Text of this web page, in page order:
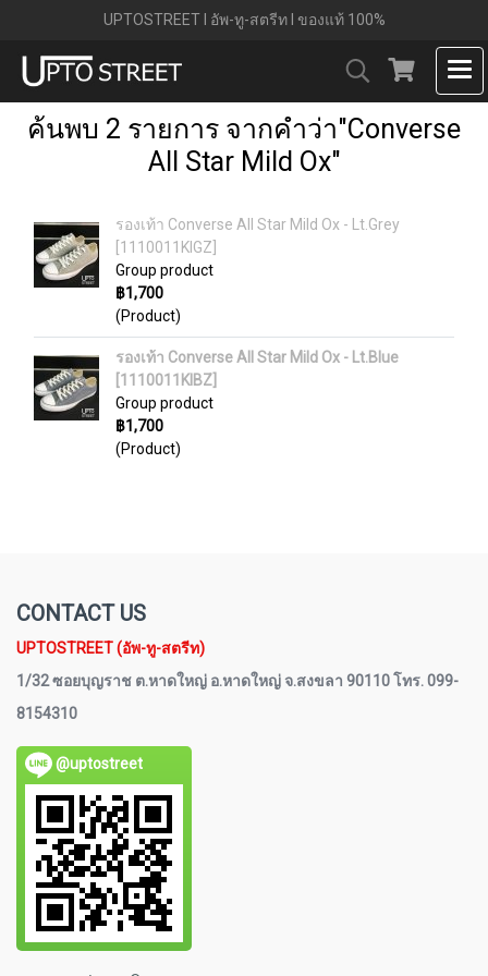
UPTOSTREET l อัพ-ทู-สตรีท l ของแท้ 100%
ค้นพบ 2 รายการ จากคำว่า"Converse
All Star Mild Ox"
รองเท้า Converse All Star Mild Ox - Lt.Grey
[1110011KIGZ]
Group product
฿1,700
(Product)
รองเท้า Converse All Star Mild Ox - Lt.Blue
[1110011KIBZ]
Group product
฿1,700
(Product)
CONTACT US
UPTOSTREET (อัพ-ทู-สตรีท)
1/32 ซอยบุญราช ต.หาดใหญ่ อ.หาดใหญ่ จ.สงขลา 90110 โทร. 099-
8154310
@uptostreet